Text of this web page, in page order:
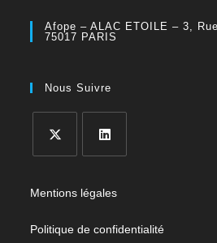
Afope – ALAC ETOILE – 3,
75017 PARIS
Nous Suivre
Mentions légales
Politique de confidentialité